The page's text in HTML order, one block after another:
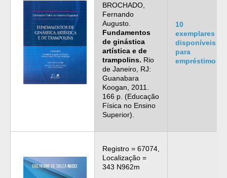
BROCHADO,
Fernando
Augusto.
Fundamentos
de ginástica
artística e de
trampolins. Rio
de Janeiro, RJ:
Guanabara
Koogan, 2011.
166 p. (Educação
Física no Ensino
Superior).
10
exemplares
disponíveis
para
empréstimo
Registro = 67074,
Localização =
343 N962m